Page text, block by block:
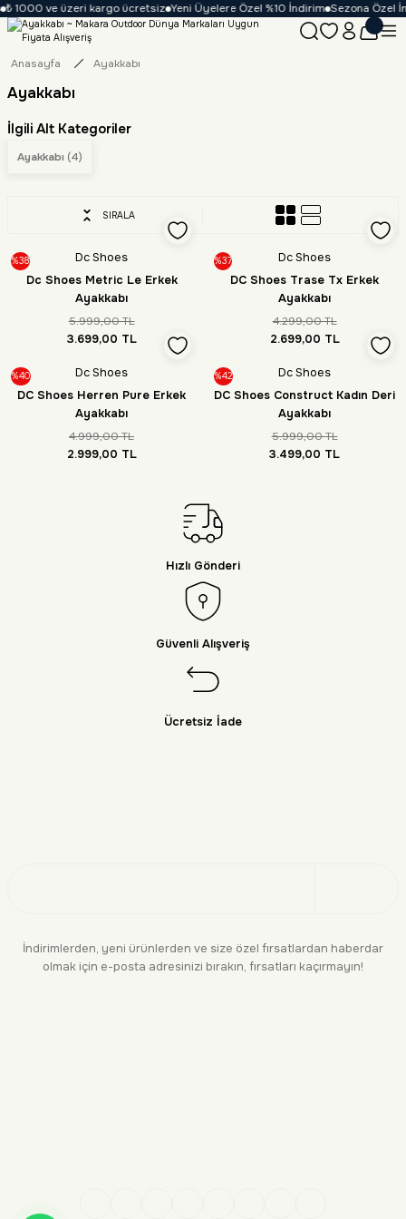
₺ 1000 ve üzeri kargo ücretsiz Yeni Üyelere Özel %10 İndirim Sezona Özel
Anasayfa Ayakkabı
Ayakkabı
İlgili Alt Kategoriler
Ayakkabı (4)
SIRALA
%38
Dc Shoes
Dc Shoes Metric Le Erkek
Ayakkabı
5.999,00 TL
3.699,00 TL
%37
Dc Shoes
DC Shoes Trase Tx Erkek
Ayakkabı
4.299,00 TL
2.699,00 TL
%40
Dc Shoes
DC Shoes Herren Pure Erkek
Ayakkabı
4.999,00 TL
2.999,00 TL
%42
Dc Shoes
DC Shoes Construct Kadın Deri
Ayakkabı
5.999,00 TL
3.499,00 TL
Hızlı Gönderi
Güvenli Alışveriş
Ücretsiz İade
İndirimlerden, yeni ürünlerden ve size özel fırsatlardan haberdar
olmak için e-posta adresinizi bırakın, fırsatları kaçırmayın!